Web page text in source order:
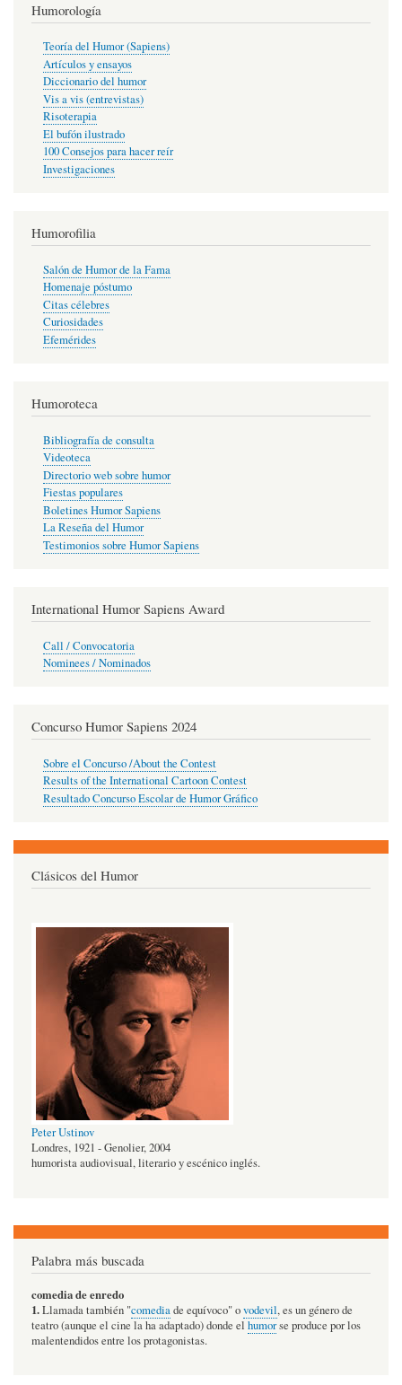
Humorología
Teoría del Humor (Sapiens)
Artículos y ensayos
Diccionario del humor
Vis a vis (entrevistas)
Risoterapia
El bufón ilustrado
100 Consejos para hacer reír
Investigaciones
Humorofilia
Salón de Humor de la Fama
Homenaje póstumo
Citas célebres
Curiosidades
Efemérides
Humoroteca
Bibliografía de consulta
Videoteca
Directorio web sobre humor
Fiestas populares
Boletines Humor Sapiens
La Reseña del Humor
Testimonios sobre Humor Sapiens
International Humor Sapiens Award
Call / Convocatoria
Nominees / Nominados
Concurso Humor Sapiens 2024
Sobre el Concurso /About the Contest
Results of the International Cartoon Contest
Resultado Concurso Escolar de Humor Gráfico
Clásicos del Humor
Peter Ustinov
Londres, 1921 - Genolier, 2004
humorista audiovisual, literario y escénico inglés.
Palabra más buscada
comedia de enredo
1.Llamada también "comediade equívoco" ovodevil, es un género de
teatro (aunque el cine la ha adaptado) donde el humorse produce por los
malentendidos entre los protagonistas.